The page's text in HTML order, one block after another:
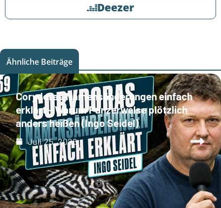
Deezer
Ähnliche Beiträge
Corydoras Namensänderungen einfach
erklärt - Warum Panzerwelse plötzlich
anders heißen (Ingo Seidel)
Juli 25, 2026